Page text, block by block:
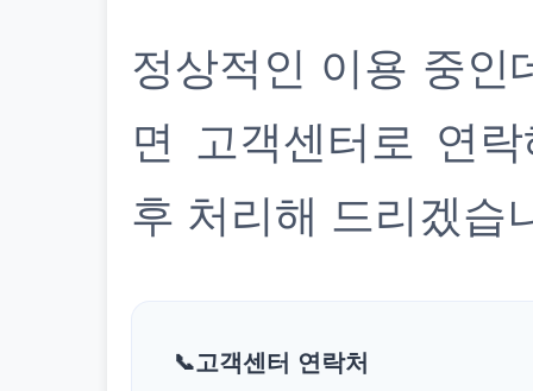
정상적인 이용 중인
면 고객센터로 연
후 처리해 드리겠습
고객센터 연락처